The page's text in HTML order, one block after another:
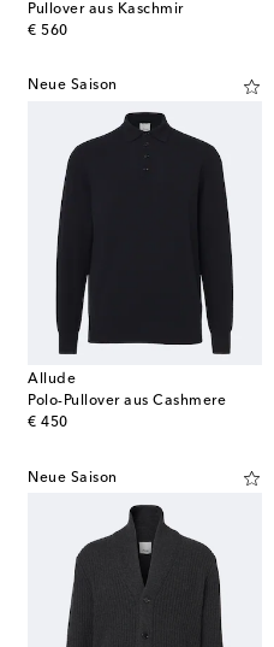
Pullover aus Kaschmir
€ 560
original price
Neue Saison
Allude
Polo-Pullover aus Cashmere
€ 450
original price
Neue Saison